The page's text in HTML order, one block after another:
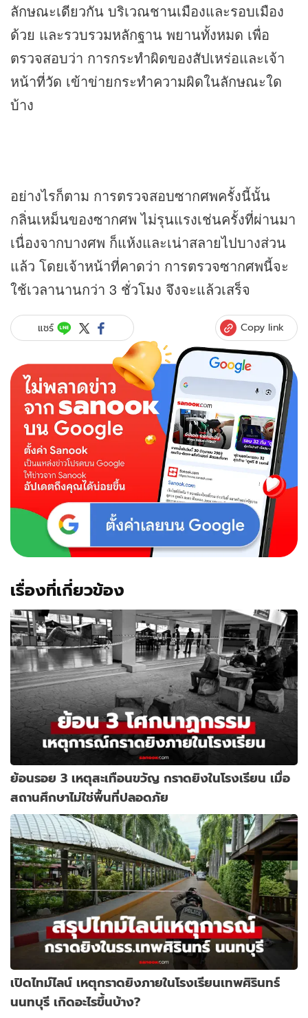
ลักษณะเดียวกัน บริเวณชานเมืองและรอบเมือง
ด้วย และรวบรวมหลักฐาน พยานทั้งหมด เพื่อ
ตรวจสอบว่า การกระทำผิดของสัปเหร่อและเจ้า
หน้าที่วัด เข้าข่ายกระทำความผิดในลักษณะใด
บ้าง
อย่างไรก็ตาม การตรวจสอบซากศพครั้งนี้นั้น
กลิ่นเหม็นของซากศพ ไม่รุนแรงเช่นครั้งที่ผ่านมา
เนื่องจากบางศพ ก็แห้งและเน่าสลายไปบางส่วน
แล้ว โดยเจ้าหน้าที่คาดว่า การตรวจซากศพนี้จะ
ใช้เวลานานกว่า 3 ชั่วโมง จึงจะแล้วเสร็จ
แชร์ Copy link
เรื่องที่เกี่ยวข้อง
ย้อนรอย 3 เหตุสะเทือนขวัญ กราดยิงในโรงเรียน เมื่อ
สถานศึกษาไม่ใช่พื้นที่ปลอดภัย
เปิดไทม์ไลน์ เหตุกราดยิงภายในโรงเรียนเทพศิรินทร์
นนทบุรี เกิดอะไรขึ้นบ้าง?